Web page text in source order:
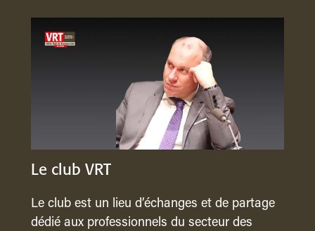
Le club VRT
Le club est un lieu d’échanges et de partage
dédié aux professionnels du secteur des